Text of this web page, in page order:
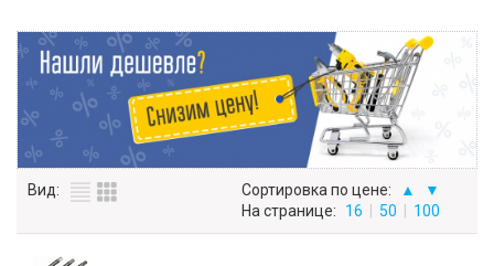
Вид: Сортировка по цене: ▲
▼
На странице:
16 50 100